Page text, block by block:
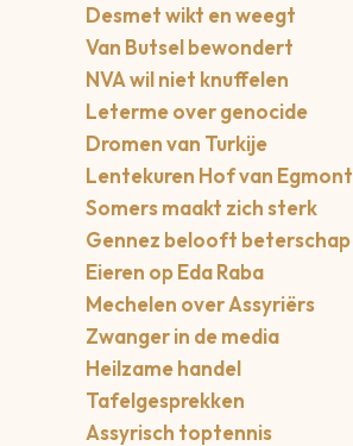
Desmet wikt en weegt
Van Butsel bewondert
NVA wil niet knuffelen
Leterme over genocide
Dromen van Turkije
Lentekuren Hof van Egmont
Somers maakt zich sterk
Gennez belooft beterschap
Eieren op Eda Raba
Mechelen over Assyriërs
Zwanger in de media
Heilzame handel
Tafelgesprekken
Assyrisch toptennis